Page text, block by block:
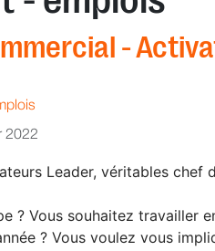
-
2022
Leader, véritables chef
? Vous souhaitez travailler
? Vous voulez vous